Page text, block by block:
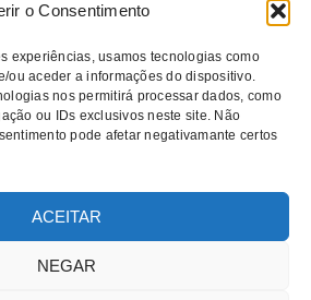
o Consentimento
experiências, usamos tecnologias como
ou aceder a informações do dispositivo.
nos permitirá processar dados, como
ou IDs exclusivos neste site. Não
pode afetar negativamante certos
ACEITAR
NEGAR
Trocas e
Política
de
Privacidade
da